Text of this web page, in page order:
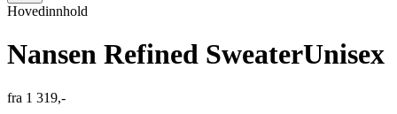
Hovedinnhold
Nansen Refined SweaterUnisex
fra 1 319,-